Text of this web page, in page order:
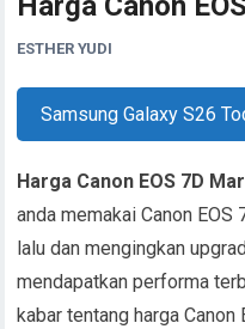
ESTHER YUDI
Samsung Galaxy S26
Harga Canon EOS 7D
anda memakai Canon
lalu dan mengingkan
mendapatkan performa
kabar tentang harga